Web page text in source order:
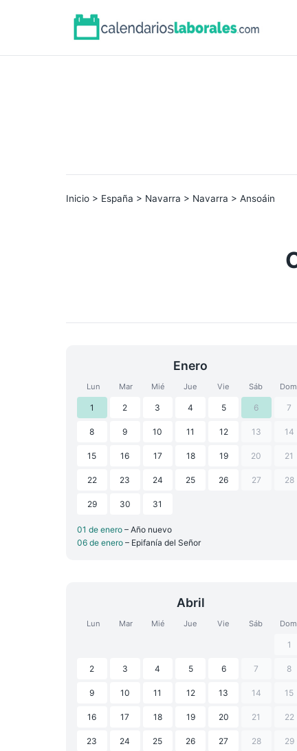
Inicio > España > Navarra > Navarra > Ansoáin
Enero
Lun Mar Mié Jue Vie Sáb Dom
1 2 3 4 5 6 7
8 9 10 11 12 13 14
15 16 17 18 19 20 21
22 23 24 25 26 27 28
29 30 31
01 de enero – Año nuevo
06 de enero – Epifanía del Señor
Abril
Lun Mar Mié Jue Vie Sáb Dom
1
2 3 4 5 6 7 8
9 10 11 12 13 14 15
16 17 18 19 20 21 22
23 24 25 26 27 28 29